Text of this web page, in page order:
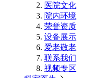
医院文化
院内环境
荣誉资质
设备展示
爱老敬老
联系我们
视频专区